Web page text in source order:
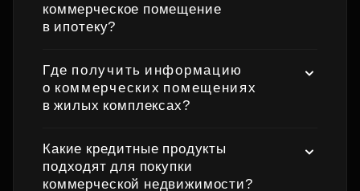
коммерческое помещение
в ипотеку?
Где получить информацию
о коммерческих помещениях
в жилых комплексах?
Какие кредитные продукты
подходят для покупки
коммерческой недвижимости?